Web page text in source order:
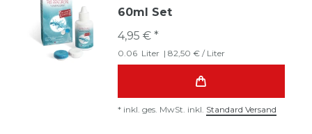
60ml Set
4,95 € *
0.06 Liter | 82,50 € / Liter
* inkl. ges. MwSt. inkl. Standard Versand